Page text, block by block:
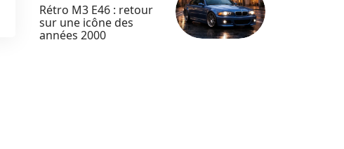
Rétro M3 E46 : retour
sur une icône des
années 2000